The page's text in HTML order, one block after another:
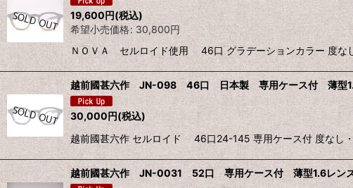
19,600円(税込)
希望小売価格: 30,800円
ＮＯＶＡ セルロイド使用 46口 グラデーションカラー 度な
越前國甚六作 JN-098 46口 日本製 専用ケース付 薄型
30,000円(税込)
越前國甚六作 セルロイド 46口24-145 専用ケース付 度なし
越前國甚六作 JN-0031 52口 専用ケース付 薄型1.6レン